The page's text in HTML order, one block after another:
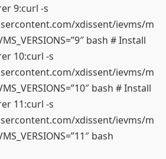
9:curl -s
xdissent/ievms/m
bash # Install
10:curl -s
xdissent/ievms/m
bash # Install
11:curl -s
xdissent/ievms/m
bash